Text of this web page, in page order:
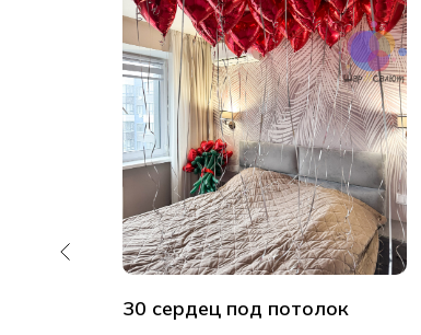
30 сердец под потолок